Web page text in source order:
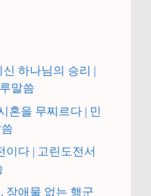
하나님의 승리 |
말씀
혼을 무찌르다 | 민
이다 | 고린도전서
장애물 없는 행군